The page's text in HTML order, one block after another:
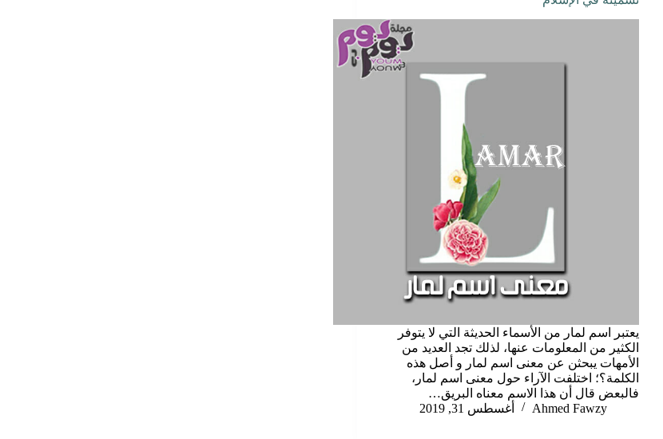
يعتبر اسم لمار من الأسماء الحديثة التي لا يتوفر
الكثير من المعلومات عنها، لذلك تجد العديد من
الأمهات يبحثن عن معنى اسم لمار و أصل هذه
الكلمة؟؛ اختلفت الآراء حول معنى اسم لمار،
فالبعض قال أن هذا الاسم معناه البريق…
Ahmed Fawzy
أغسطس 31, 2019